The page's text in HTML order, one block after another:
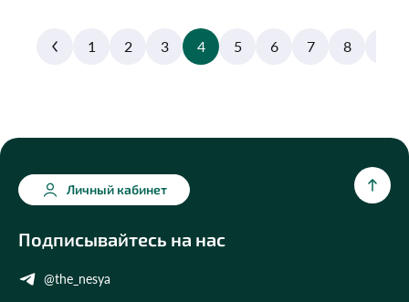
1 2 3 4 5 6 7 8
Подписывайтесь на нас
@the_nesya
Личный кабинет